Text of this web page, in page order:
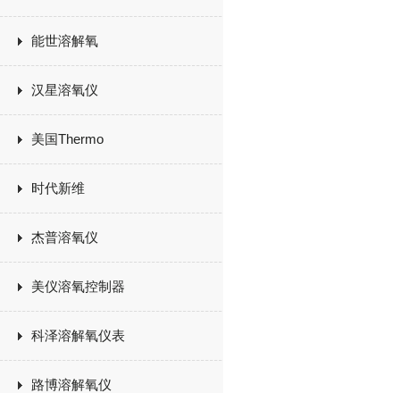
能世溶解氧
汉星溶氧仪
美国Thermo
时代新维
杰普溶氧仪
美仪溶氧控制器
科泽溶解氧仪表
路博溶解氧仪